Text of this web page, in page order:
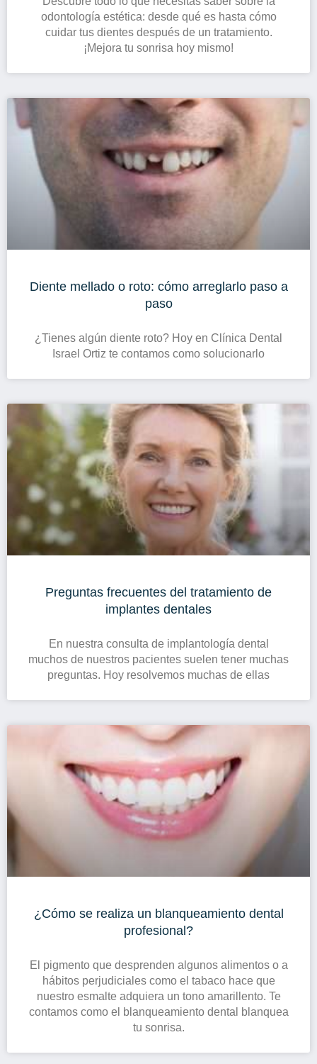
odontología estética: desde qué es hasta cómo
cuidar tus dientes después de un tratamiento.
¡Mejora tu sonrisa hoy mismo!
Diente mellado o roto: cómo arreglarlo paso a
paso
¿Tienes algún diente roto? Hoy en Clínica Dental
Israel Ortiz te contamos como solucionarlo
Preguntas frecuentes del tratamiento de
implantes dentales
En nuestra consulta de implantología dental
muchos de nuestros pacientes suelen tener muchas
preguntas. Hoy resolvemos muchas de ellas
¿Cómo se realiza un blanqueamiento dental
profesional?
El pigmento que desprenden algunos alimentos o a
hábitos perjudiciales como el tabaco hace que
nuestro esmalte adquiera un tono amarillento. Te
contamos como el blanqueamiento dental blanquea
tu sonrisa.